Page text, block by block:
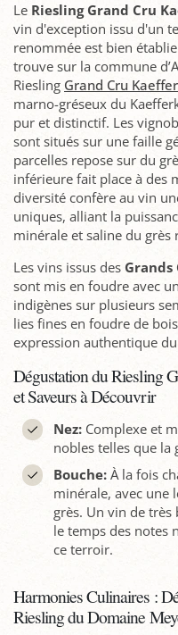
Le Riesling Grand Cru
vin d'exception issu d'un
renommée est bien
trouve sur la commune
Riesling Grand Cru
marno-gréseux du
pur et distinctif. Les
sont situés sur une faille
parcelles repose sur du
inférieure fait place à des
diversité confère au vin
uniques, alliant la
minérale et saline du grès
Les vins issus des Grands
sont mis en foudre avec
indigènes sur plusieurs
lies fines en foudre de
expression authentique
Dégustation du Riesling
et Saveurs à Découvrir
Nez:Complexe et
nobles telles que la
Bouche:À la fois
minérale, avec une
grès. Un vin de
le temps des notes
ce terroir.
Harmonies Culinaires :
Riesling du Domaine